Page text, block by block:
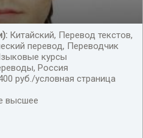
Китайский, Перевод текстов,
перевод, Переводчик
курсы
Россия
руб./условная страница
высшее